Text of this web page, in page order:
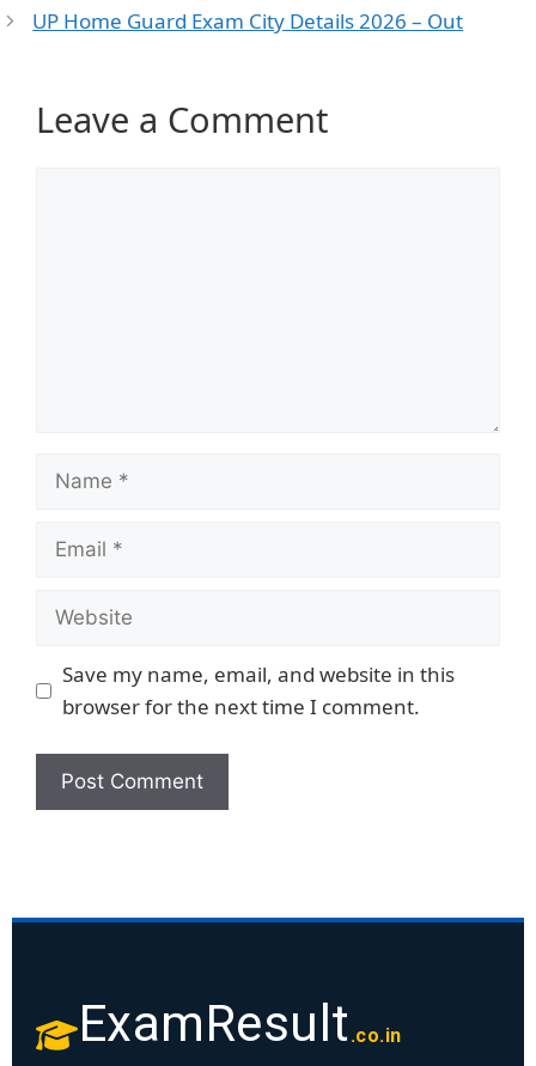
UP Home Guard Exam City Details 2026 – Out
Leave a Comment
Save my name, email, and website in this
browser for the next time I comment.
ExamResult .co.in